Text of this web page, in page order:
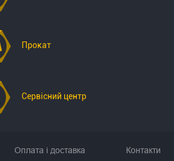
Прокат
Сервісний центр
Оплата і доставка Контакти